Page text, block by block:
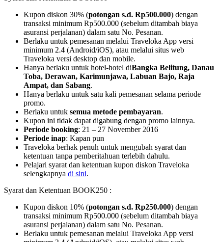
Kupon diskon 30% (potongan s.d. Rp500.000) dengan
transaksi minimum Rp500.000 (sebelum ditambah biaya
asuransi perjalanan) dalam satu No. Pesanan.
Berlaku untuk pemesanan melalui Traveloka App versi
minimum 2.4 (Android/iOS), atau melalui situs web
Traveloka versi desktop dan mobile.
Hanya berlaku untuk hotel-hotel diBangka Belitung, Danau
Toba, Derawan, Karimunjawa, Labuan Bajo, Raja
Ampat, dan Sabang.
Hanya berlaku untuk satu kali pemesanan selama periode
promo.
Berlaku untuk semua metode pembayaran.
Kupon ini tidak dapat digabung dengan promo lainnya.
Periode booking: 21 – 27 November 2016
Periode inap: Kapan pun
Traveloka berhak penuh untuk mengubah syarat dan
ketentuan tanpa pemberitahuan terlebih dahulu.
Pelajari syarat dan ketentuan kupon diskon Traveloka
selengkapnya di sini.
Syarat dan Ketentuan BOOK250 :
Kupon diskon 10% (potongan s.d. Rp250.000) dengan
transaksi minimum Rp500.000 (sebelum ditambah biaya
asuransi perjalanan) dalam satu No. Pesanan.
Berlaku untuk pemesanan melalui Traveloka App versi